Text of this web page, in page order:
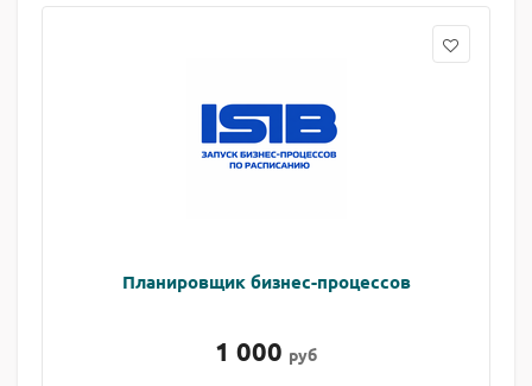
Планировщик бизнес-процессов
1 000 руб